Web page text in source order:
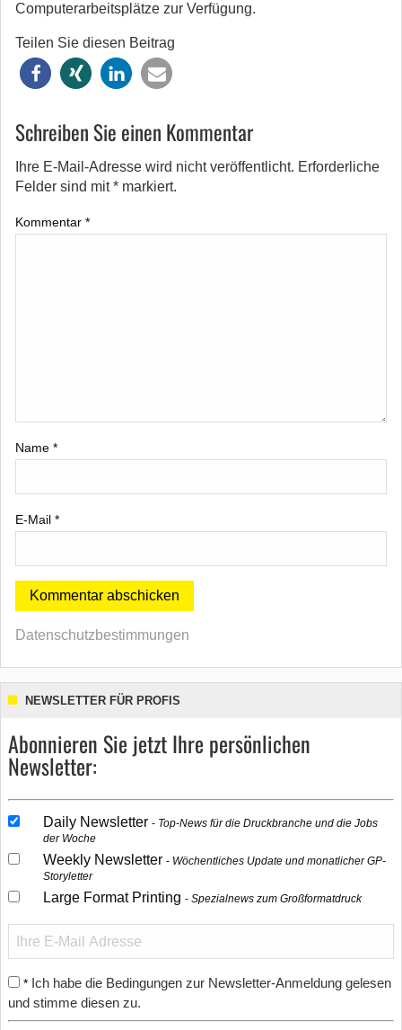
Computerarbeitsplätze zur Verfügung.
Teilen Sie diesen Beitrag
Schreiben Sie einen Kommentar
Ihre E-Mail-Adresse wird nicht veröffentlicht. Erforderliche
Felder sind mit* markiert.
Kommentar *
Name *
E-Mail *
Datenschutzbestimmungen
NEWSLETTER FÜR PROFIS
Abonnieren Sie jetzt Ihre persönlichen
Newsletter:
Daily Newsletter
Top-News für die Druckbranche und die Jobs
der Woche
Weekly Newsletter
Wöchentliches Update und monatlicher GP-
Storyletter
Large Format Printing Spezialnews zum Großformatdruck
* Ich habe die Bedingungen zur Newsletter-Anmeldung gelesen
und stimme diesen zu.